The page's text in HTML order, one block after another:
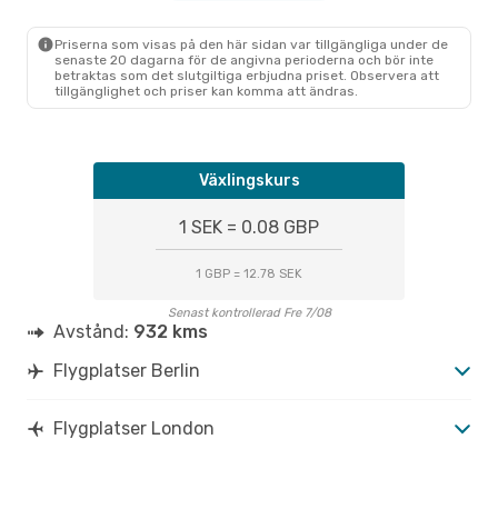
Priserna som visas på den här sidan var tillgängliga under de
senaste 20 dagarna för de angivna perioderna och bör inte
betraktas som det slutgiltiga erbjudna priset. Observera att
tillgänglighet och priser kan komma att ändras.
Växlingskurs
1 SEK = 0.08 GBP
1 GBP = 12.78 SEK
Senast kontrollerad Fre 7/08
Avstånd: 932 kms
Flygplatser Berlin
Flygplatser London